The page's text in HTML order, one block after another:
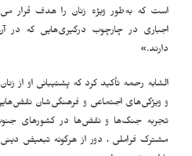
است که به‌طور ویژه زنان را هدف قرار
اجباری در چارچوب درگیری‌هایی که
دارند.»
الشابه رحمه تأکید کرد كه پشتیبانی او از
و ویژگی‌های اجتماعی و فرهنگی‌شان
تجربه جنگ‌ها و نقض‌ها در کشورهای جنوب
مشترک فراملی ، دور از هرگونه تبعیض